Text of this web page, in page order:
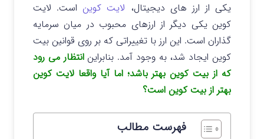
یکی از ارز های دیجیتال، لایت کوین است. لایت
کوین یکی دیگر از ارزهای محبوب در میان سرمایه
گذاران است. این ارز با تغییراتی که بر روی قوانین بیت
کوین ایجاد شد، به وجود آمد. بنابراینانتظار می رود
که از بیت کوین بهتر باشد؛ اما آیا واقعا لایت کوین
بهتر از بیت کوین است؟
فهرست مطالب